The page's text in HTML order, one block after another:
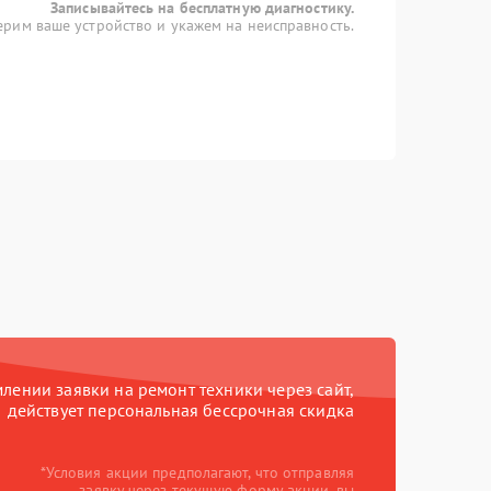
Записывайтесь на бесплатную диагностику.
ваше устройство и укажем на неисправность.
заявки на ремонт техники через сайт,
действует персональная бессрочная скидка
*Условия акции предполагают, что отправляя